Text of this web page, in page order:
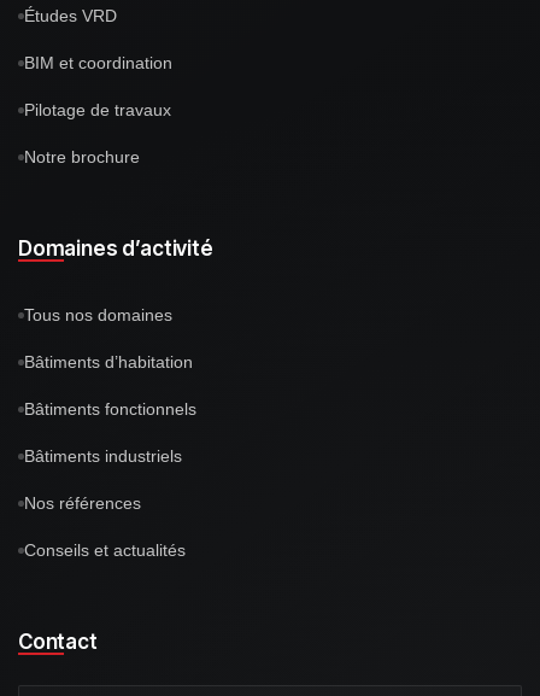
Études VRD
BIM et coordination
Pilotage de travaux
Notre brochure
Domaines d’activité
Tous nos domaines
Bâtiments d’habitation
Bâtiments fonctionnels
Bâtiments industriels
Nos références
Conseils et actualités
Contact